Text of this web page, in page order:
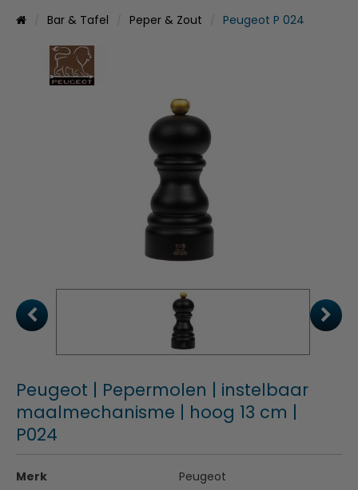
Bar & Tafel Peper & Zout Peugeot P 024
Peugeot | Pepermolen | instelbaar
maalmechanisme | hoog 13 cm |
P024
Merk
Peugeot